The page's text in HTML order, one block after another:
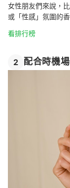
女性朋友們來說，
或「性感」氛圍的
看排行榜
2 配合時機